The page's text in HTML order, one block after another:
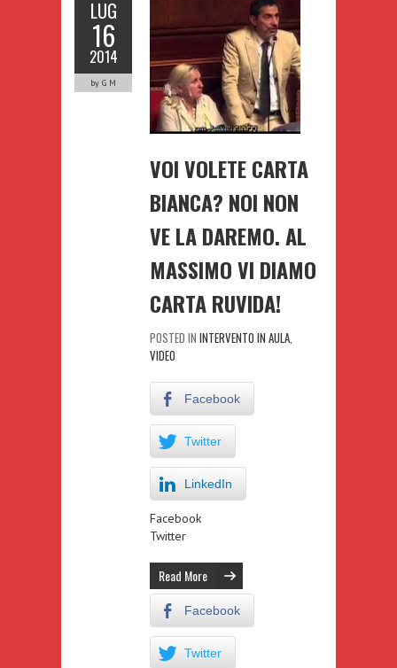
LUG
16
2014
by G M
VOI VOLETE CARTA
BIANCA? NOI NON
VE LA DAREMO. AL
MASSIMO VI DIAMO
CARTA RUVIDA!
POSTED IN INTERVENTO IN AULA
VIDEO
Facebook
Twitter
LinkedIn
Facebook
Twitter
Read More
Facebook
Twitter